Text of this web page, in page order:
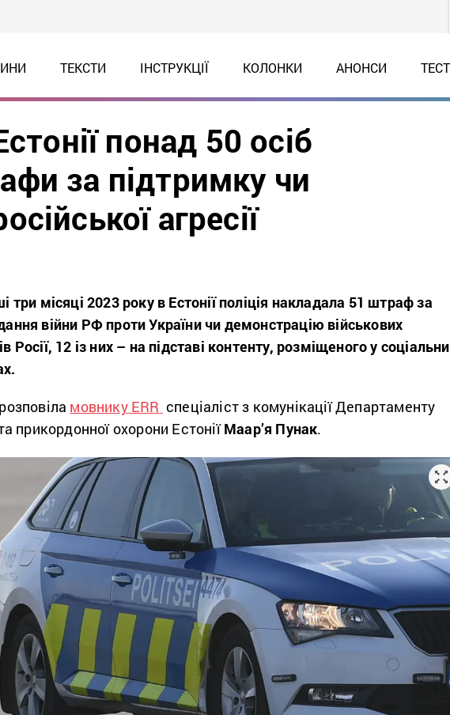
ТЕКСТИ ІНСТРУКЦІЇ КОЛОНКИ АНОНСИ
понад 50 осіб
за підтримку чи
агресії
три місяці 2023 року в Естонії поліція накладала 51 штраф за
війни РФ проти України чи демонстрацію військових
Росії, 12 із них – на підставі контенту, розміщеного у
мовнику ERR спеціаліст з комунікації Департаменту
та прикордонної охорони ЕстоніїМаар’я Пунак.